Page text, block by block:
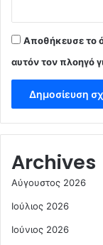
Αποθήκευσε το
αυτόν τον πλοηγό
Archives
Αύγουστος 2026
Ιούλιος 2026
Ιούνιος 2026